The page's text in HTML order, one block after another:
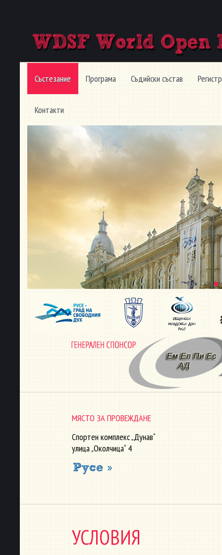
Състезание Програма Съдийски състав
Контакти
МЯСТО ЗА ПРОВЕЖДАНЕ
Спортен комплекс „Дунав“
улица „Околчица“ 4
УСЛОВИЯ